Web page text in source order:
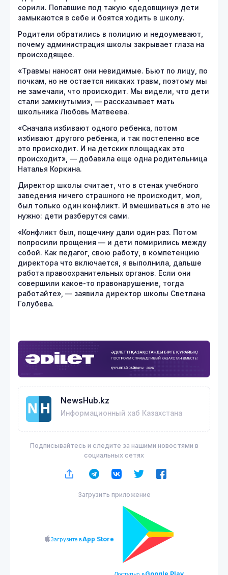
сорили. Попавшие под такую «дедовщину» дети
замыкаются в себе и боятся ходить в школу.
Родители обратились в полицию и недоумевают,
почему администрация школы закрывает глаза на
происходящее.
«Травмы наносят они невидимые. Бьют по лицу, по
почкам, но не остается никаких травм, поэтому мы
не замечали, что происходит. Мы видели, что дети
стали замкнутыми», — рассказывает мать
школьника Любовь Матвеева.
«Сначала избивают одного ребенка, потом
избивают другого ребенка, и так постепенно все
это происходит. И на детских площадках это
происходит», — добавила еще одна родительница
Наталья Коркина.
Директор школы считает, что в стенах учебного
заведения ничего страшного не происходит, мол,
был только один конфликт. И вмешиваться в это не
нужно: дети разберутся сами.
«Конфликт был, пощечину дали один раз. Потом
попросили прощения — и дети помирились между
собой. Как педагог, свою работу, в компетенцию
директора что включается, я выполнила, дальше
работа правоохранительных органов. Если они
совершили какое-то правонарушение, тогда
работайте», — заявила директор школы Светлана
Голубева.
NewsHub.kz
Информационный хаб Казахстана
Подписывайтесь и следите за нашими новостями в
социальных сетях
Загрузить приложение
Загрузите вApp Store